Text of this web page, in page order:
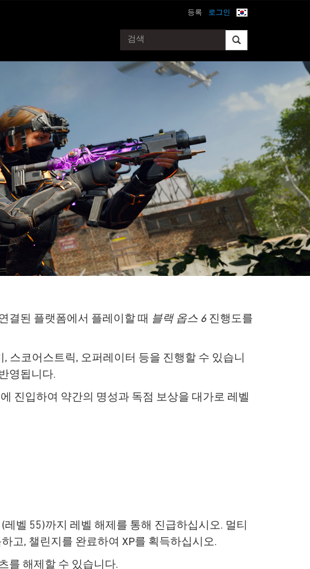
로그인
등록
결된 플랫폼에서 플레이할 때 블랙 옵스 6 진행도를
스코어스트릭, 오퍼레이터 등을 진행할 수 있습니
영됩니다.
진입하여 약간의 명성과 독점 보상을 대가로 레벨
벨 55)까지 레벨 해제를 통해 진급하십시오. 멀티
고, 챌린지를 완료하여 XP를 획득하십시오.
를 해제할 수 있습니다.